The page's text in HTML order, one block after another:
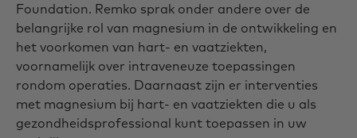
Foundation. Remko sprak onder andere over de
belangrijke rol van magnesium in de ontwikkeling en
het voorkomen van hart- en vaatziekten,
voornamelijk over intraveneuze toepassingen
rondom operaties. Daarnaast zijn er interventies
met magnesium bij hart- en vaatziekten die u als
gezondheidsprofessional kunt toepassen in uw